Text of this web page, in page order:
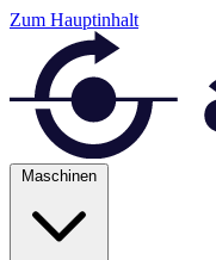
Zum Hauptinhalt
Maschinen